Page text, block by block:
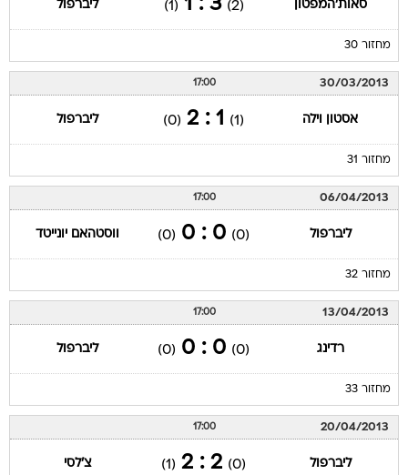
סאות'המפטון (2)
3 : 1
(1) ליברפול
מחזור 30
30/03/2013
17:00
אסטון וילה (1)
1 : 2
(0) ליברפול
מחזור 31
06/04/2013
17:00
ליברפול (0)
0 : 0
(0) ווסטהאם יונייטד
מחזור 32
13/04/2013
17:00
רדינג (0)
0 : 0
(0) ליברפול
מחזור 33
20/04/2013
17:00
ליברפול (0)
2 : 2
(1) צ'לסי